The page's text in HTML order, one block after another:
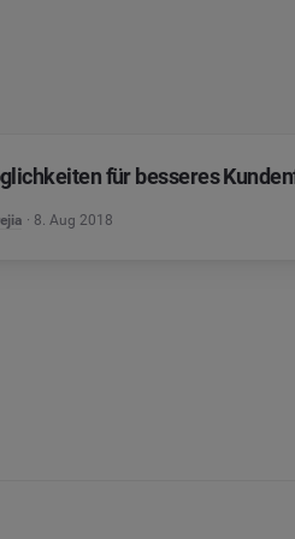
für besseres
8. Aug 2018